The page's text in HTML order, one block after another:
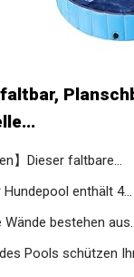
】Dieser faltbare...
Hundepool enthält 4...
Wände bestehen
Pools schützen